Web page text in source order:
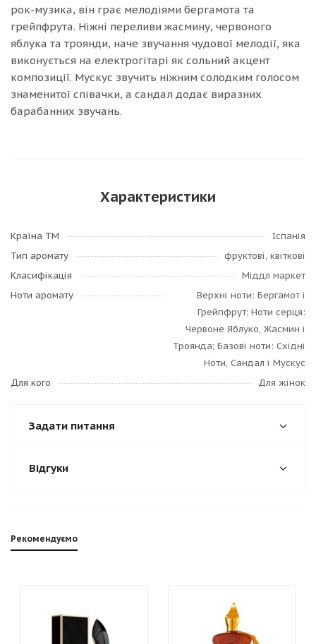
рок-музика, він грає мелодіями бергамота та
грейпфрута. Ніжні переливи жасмину, червоного
яблука та троянди, наче звучання чудової мелодії, яка
виконується на електрогітарі як сольний акцент
композиції. Мускус звучить ніжним солодким голосом
знаменитої співачки, а сандал додає виразних
барабанних звучань.
Характеристики
Країна ТМ
Іспанія
Тип аромату
фруктові, квіткові
Класифікація
Міддл маркет
Ноти аромату
Верхні ноти: Бергамот і
Грейпфрут; Ноти серця:
Червоне Яблуко, Жасмин і
Троянда; Базові ноти: Східні
Ноти, Сандал і Мускус
Для кого
Для жінок
Задати питання
Відгуки
Рекомендуємо